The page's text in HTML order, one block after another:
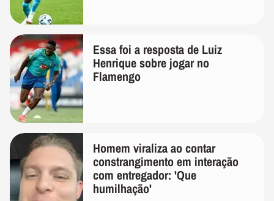
Essa foi a resposta de Luiz
Henrique sobre jogar no
Flamengo
Homem viraliza ao contar
constrangimento em interação
com entregador: 'Que
humilhação'